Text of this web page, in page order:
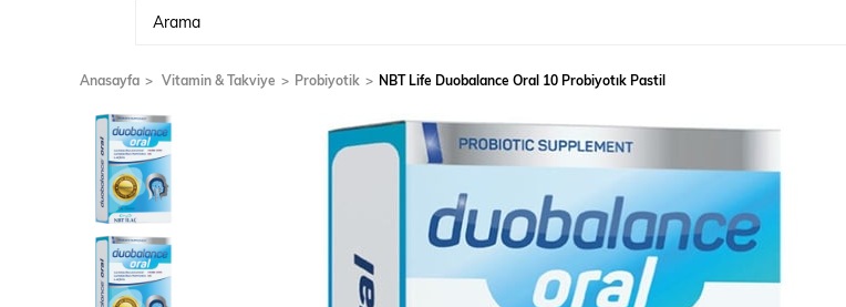
Anasayfa Vitamin & Takviye Probiyotik NBT Life Duobalance Oral 10 Probiyotık Pastil